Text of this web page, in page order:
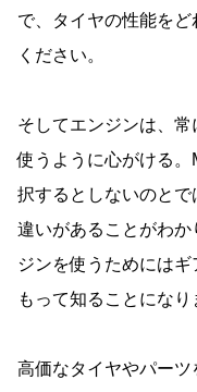
で、タイヤの性能を
ください。
そしてエンジンは、
使うように心がける
択するとしないのと
違いがあることがわ
ジンを使うためには
もって知ることになり
高価なタイヤやパー